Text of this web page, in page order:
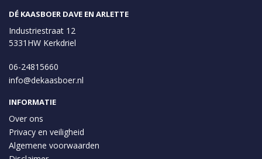
DÉ KAASBOER DAVE EN ARLETTE
Industriestraat 12
5331HW Kerkdriel
06-24815660
info@dekaasboer.nl
INFORMATIE
Over ons
Privacy en veiligheid
Algemene voorwaarden